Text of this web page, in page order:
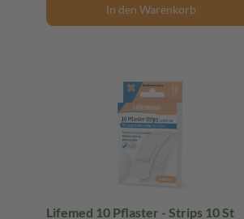
In den Warenkorb
Lifemed 10 Pflaster - Strips 10 St